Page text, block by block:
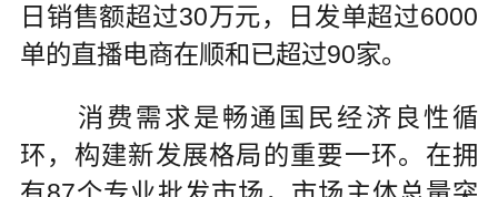
日销售额超过30万元，日发单超过6000
单的直播电商在顺和已超过90家。
消费需求是畅通国民经济良性循
环，构建新发展格局的重要一环。在拥